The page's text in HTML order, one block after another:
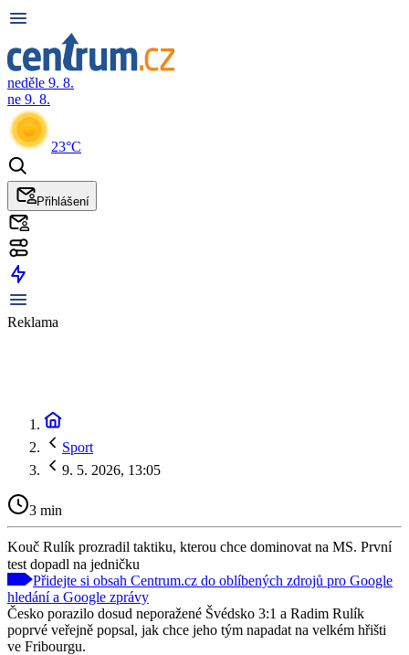
neděle 9. 8.
ne 9. 8.
23°C
Přihlášení
Reklama
Sport
9. 5. 2026, 13:05
3 min
Kouč Rulík prozradil taktiku, kterou chce dominovat na MS. První
test dopadl na jedničku
Přidejte si obsah Centrum.cz do oblíbených zdrojů pro Google
hledání a Google zprávy
Česko porazilo dosud neporažené Švédsko 3:1 a Radim Rulík
poprvé veřejně popsal, jak chce jeho tým napadat na velkém hřišti
ve Fribourgu.